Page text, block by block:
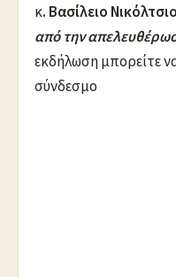
κ. Βασίλειο Νικόλτσιο
από την
εκδήλωση μπορείτε
σύνδεσμο